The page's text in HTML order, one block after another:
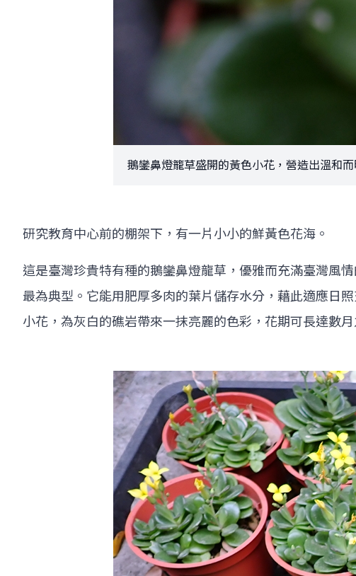
鵝鑾鼻燈籠草盛開的黃色小花，營造出溫和
研究教育中心前的棚架下，有一片小小的鮮黃色花海。
這是臺灣珍貴特有種的鵝鑾鼻燈龍草，優雅而充滿臺灣風
最為典型。它能用肥厚多肉的葉片儲存水分，藉此適應日
小花，為灰白的礁岩帶來一抹亮麗的色彩，花期可長達數